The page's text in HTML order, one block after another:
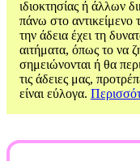
ιδιοκτησίας ή άλλων
πάνω στο
την άδεια έχει τη
αιτήματα, όπως το να
σημειώνονται ή θα
τις άδειες μας,
είναι εύλογα.